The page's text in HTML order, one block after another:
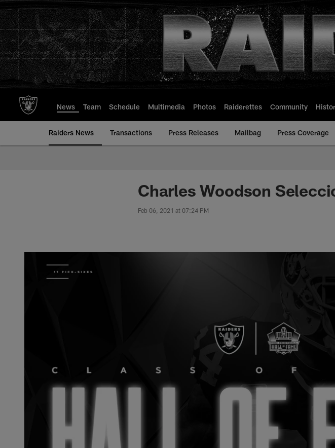
to
main
content
News Team Schedule Multimedia Photos Raiderettes Community
Raiders News Transactions Press Releases Mailbag Press Coverage
Charles Woodson
Feb 06, 2021 at 07:24 PM